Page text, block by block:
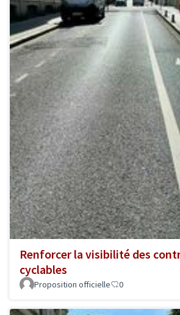
Renforcer la visibilité des
cyclables
Proposition officielle 0